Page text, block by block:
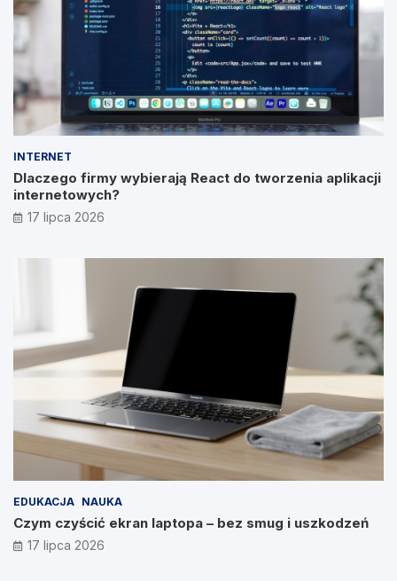
INTERNET
Dlaczego firmy wybierają React do tworzenia aplikacji
internetowych?
17 lipca 2026
EDUKACJA NAUKA
Czym czyścić ekran laptopa – bez smug i uszkodzeń
17 lipca 2026